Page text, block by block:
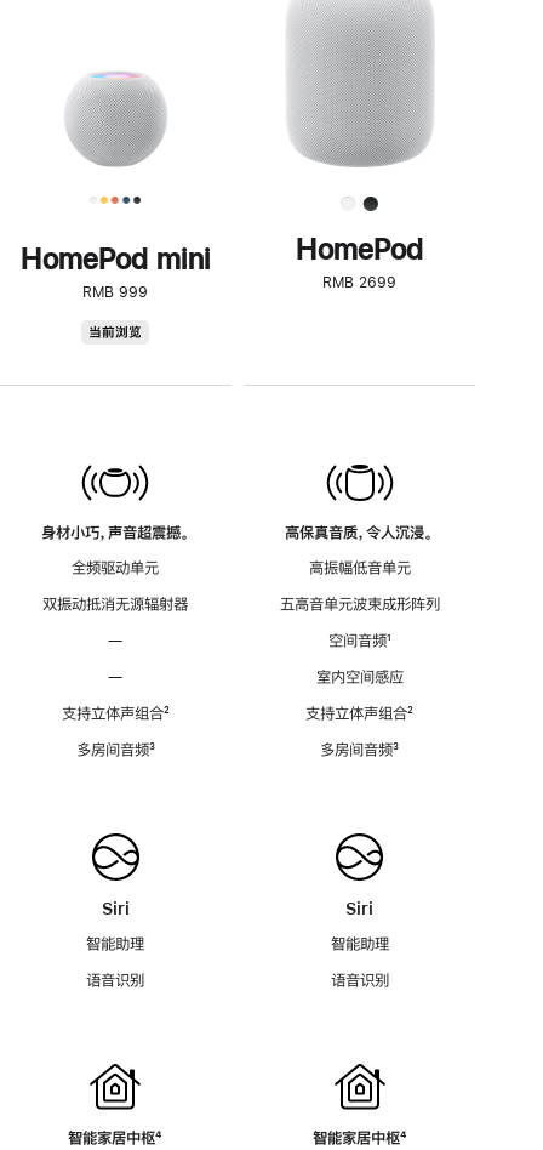
HomePod mini
RMB 999
当前浏览
身材小巧，声音超震撼。
全频驱动单元
双振动抵消无源辐射器
—
—
支持立体声组合脚
²
多房间音频脚
³
Siri
智能助理
语音识别
智能家居中枢脚
⁴
了
解
HomePod<
HomePod
RMB 2699
高保真音质，令人沉浸。
高振幅低音单元
五高音单元波束成形阵列
空间音频脚
¹
室内空间感应
支持立体声组合脚
²
多房间音频脚
³
Siri
智能助理
语音识别
智能家居中枢脚
⁴